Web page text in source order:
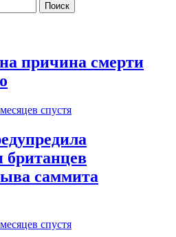
причина смерти
спустя
британцев
саммита
спустя